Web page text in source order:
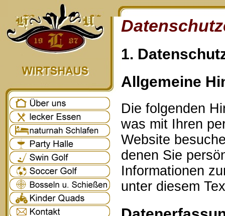
1.
Allgemeine
Die folgenden
was mit Ihren
Website
denen Sie
Informationen
unter diesem